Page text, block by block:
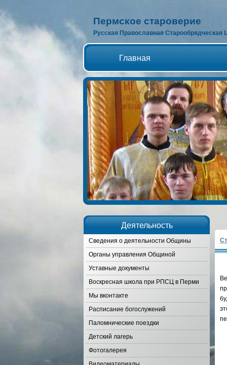
Пермское староверие
Русская Православная Старообрядческая
Главная
Деятельность
Сведения о деятельности Общины
Органы управления Общиной
Уставные документы
Воскресная школа при РПСЦ в Перми
Мы вконтакте
Расписание богослужений
Паломнические поездки
Детский лагерь
Фотогалерея